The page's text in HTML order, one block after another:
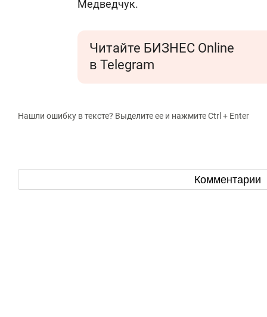
Медведчук.
Читайте БИЗНЕС Online
в Telegram
Нашли ошибку в тексте? Выделите ее и нажмите Ctrl + Enter
Комментарии